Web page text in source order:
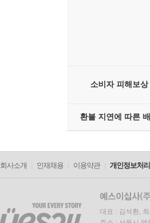
소비자 피해보상
환불 지연에 따른
회사소개 인재채용 이용약관 개인정보처
대표 : 김석환,